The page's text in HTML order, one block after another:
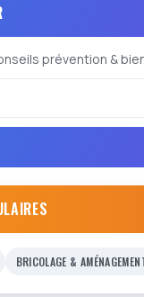
prévention &
BRICOLAGE &